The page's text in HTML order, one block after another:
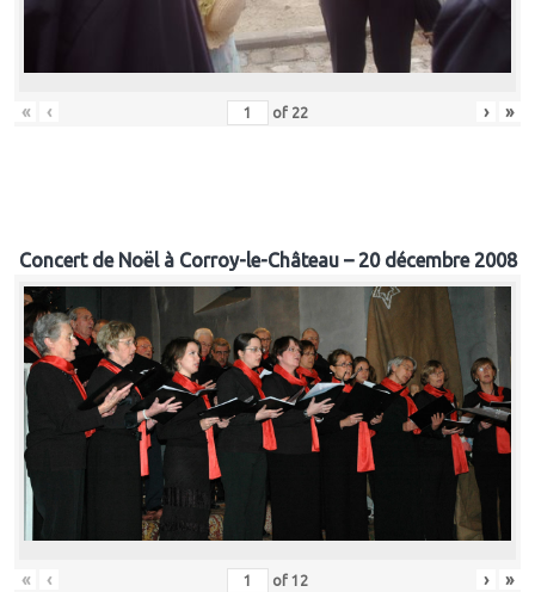
« ‹ of 22 › »
Concert de Noël à Corroy-le-Château – 20 décembre 2008
« ‹ of 12 › »